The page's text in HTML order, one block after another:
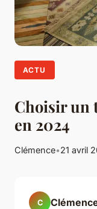
ACTU
Choisir un
en 2024
Clémence•21 avril
C